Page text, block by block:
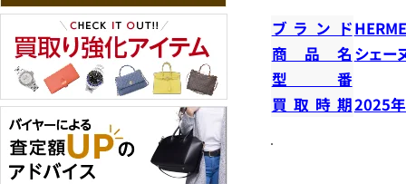
ブランド
商品名 シェー
型番
買取時期2025